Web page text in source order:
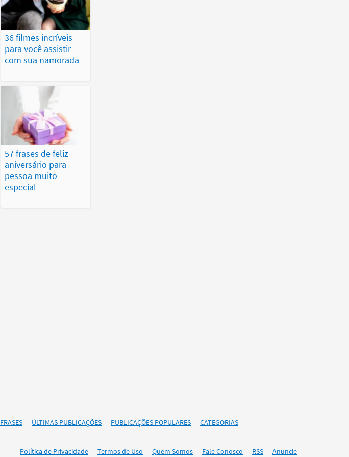
36 filmes incríveis
para você assistir
com sua namorada
57 frases de feliz
aniversário para
pessoa muito
especial
FRASES ÚLTIMAS PUBLICAÇÕES PUBLICAÇÕES POPULARES CATEGORIAS
Política de Privacidade Termos de Uso Quem Somos Fale Conosco RSS Anuncie